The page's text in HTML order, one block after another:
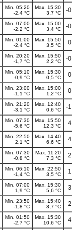
Min. 05:20
-2,4 °C
Max. 15:30
3,7 °C
-
Min. 07:00
-2,2 °C
Max. 15:00
3,4 °C
-
Min. 01:00
-2,4 °C
Max. 15:50
3,5 °C
Min. 20:20
-1,7 °C
Max. 15:50
2,2 °C
-
Min. 05:10
-0,9 °C
Max. 15:30
0,5 °C
Min. 23:00
-1,1 °C
Max. 15:00
1,2 °C
Min. 21:20
-3,1 °C
Max. 12:40
0,6 °C
-
Min. 07:30
-5,6 °C
Max. 15:50
12,3 °C
Min. 22:50
2,1 °C
Max. 14:40
6,6 °C
Min. 07:30
-0,8 °C
Max. 11:20
7,3 °C
Min. 06:10
-1,4 °C
Max. 22:50
3,5 °C
Min. 07:00
1,9 °C
Max. 15:30
5,6 °C
Min. 23:50
-1,8 °C
Max. 15:40
8,7 °C
Min. 01:50
-2,7 °C
Max. 15:30
10,6 °C